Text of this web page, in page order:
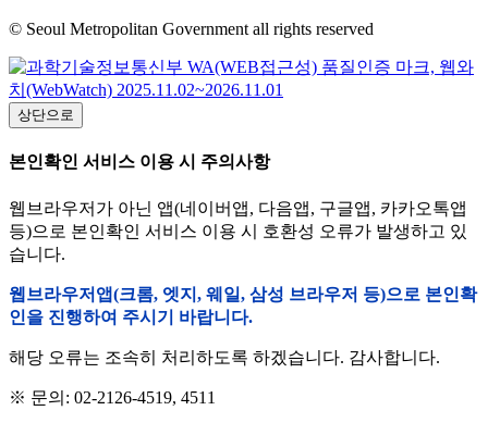
© Seoul Metropolitan Government all rights reserved
상단으로
본인확인 서비스 이용 시 주의사항
웹브라우저가 아닌 앱(네이버앱, 다음앱, 구글앱, 카카오톡앱
등)으로 본인확인 서비스 이용 시 호환성 오류가 발생하고 있
습니다.
웹브라우저앱(크롬, 엣지, 웨일, 삼성 브라우저 등)으로 본인확
인을 진행하여 주시기 바랍니다.
해당 오류는 조속히 처리하도록 하겠습니다. 감사합니다.
※ 문의: 02-2126-4519, 4511